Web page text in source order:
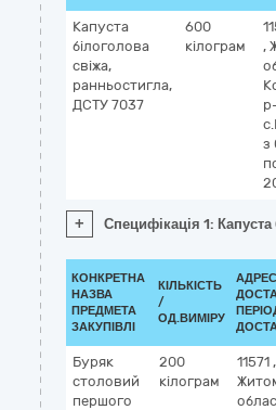
Капуста
білоголова
свіжа,
ранньостигла,
ДСТУ 7037
600
кілограм
,
з
+ Специфікація 1:
КОНКРЕТНА
НАЗВА
ПРЕДМЕТА
ЗАКУПІВЛІ
КІЛЬКІСТЬ
/
ОД.ВИМІРУ
Буряк
столовий
першого
200
кілограм
11571 ,